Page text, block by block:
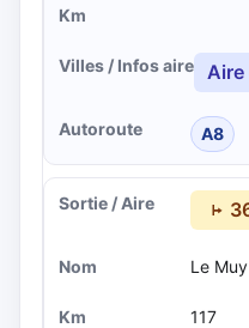
Aire
A8
Le Muy
117